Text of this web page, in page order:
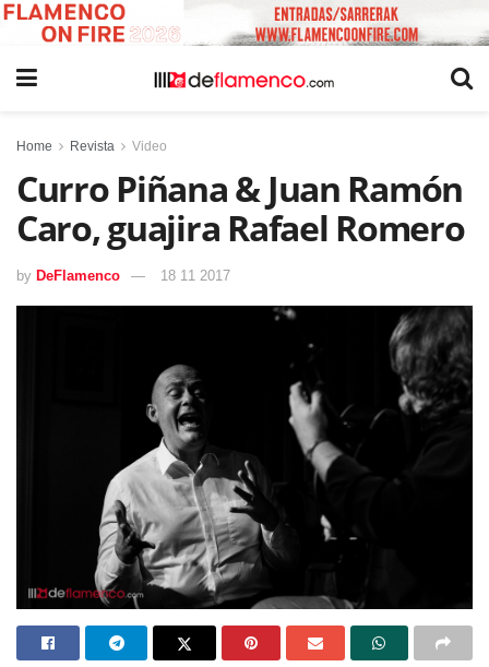
Home Revista Video
Curro Piñana & Juan Ramón
Caro, guajira Rafael Romero
by DeFlamenco 18 11 2017